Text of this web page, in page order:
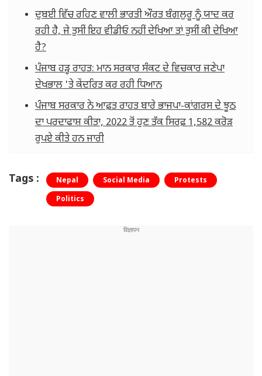
ਦੁਬਈ ਵਿੱਚ ਰਹਿਣ ਵਾਲੀ ਭਾਰਤੀ ਔਰਤ ਬੰਗਲੁਰੂ ਨੂੰ ਯਾਦ ਕਰ
ਰਹੀ ਹੈ, ਜੇ ਤੁਸੀਂ ਇਹ ਵੀਡੀਓ ਨਹੀਂ ਦੇਖਿਆ ਤਾਂ ਤੁਸੀਂ ਕੀ ਦੇਖਿਆ
ਹੈ?
ਪੰਜਾਬ ਹੜ੍ਹ ਰਾਹਤ: ਮਾਨ ਸਰਕਾਰ ਸੰਕਟ ਦੇ ਵਿਚਕਾਰ ਜਣੇਪਾ
ਦੇਖਭਾਲ 'ਤੇ ਕੇਂਦਰਿਤ ਕਰ ਰਹੀ ਧਿਆਨ
ਪੰਜਾਬ ਸਰਕਾਰ ਨੇ ਆਫ਼ਤ ਰਾਹਤ ਬਾਰੇ ਭਾਜਪਾ-ਕਾਂਗਰਸ ਦੇ ਝੂਠ
ਦਾ ਪਰਦਾਫਾਸ਼ ਕੀਤਾ, 2022 ਤੋਂ ਹੁਣ ਤੱਕ ਸਿਰਫ਼ 1,582 ਕਰੋੜ
ਰੁਪਏ ਕੀਤੇ ਹਨ ਜਾਰੀ
Tags : Nepal Social Media
Protests
Politics